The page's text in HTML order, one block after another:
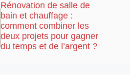
Rénovation de salle de
bain et chauffage :
comment combiner les
deux projets pour gagner
du temps et de l’argent ?